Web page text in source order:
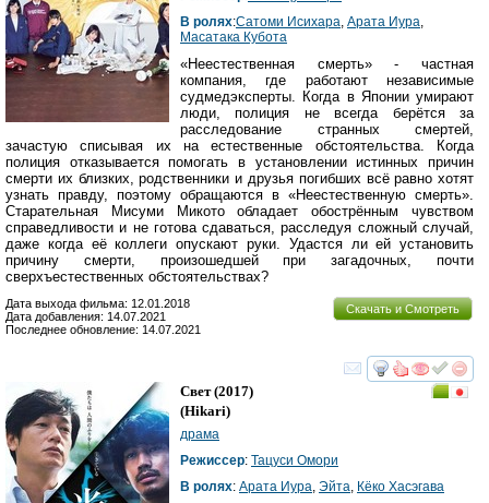
В ролях:Сатоми Исихара, Арата Иура,
Масатака Кубота
«Неестественная смерть» - частная
компания, где работают независимые
судмедэксперты. Когда в Японии умирают
люди, полиция не всегда берётся за
расследование странных смертей,
зачастую списывая их на естественные обстоятельства. Когда
полиция отказывается помогать в установлении истинных причин
смерти их близких, родственники и друзья погибших всё равно хотят
узнать правду, поэтому обращаются в «Неестественную смерть».
Старательная Мисуми Микото обладает обострённым чувством
справедливости и не готова сдаваться, расследуя сложный случай,
даже когда её коллеги опускают руки. Удастся ли ей установить
причину смерти, произошедшей при загадочных, почти
сверхъестественных обстоятельствах?
Скачать и Смотреть
Дата выхода фильма: 12.01.2018
Дата добавления: 14.07.2021
Последнее обновление: 14.07.2021
смотреть
Свет(2017)
(Hikari)
драма
Режиссер: Тацуси Омори
В ролях: Арата Иура Эйта Кёко Хасэгава